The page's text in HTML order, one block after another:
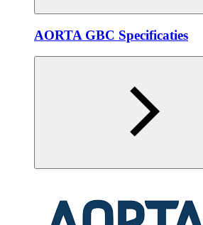
AORTA GBC Specificaties